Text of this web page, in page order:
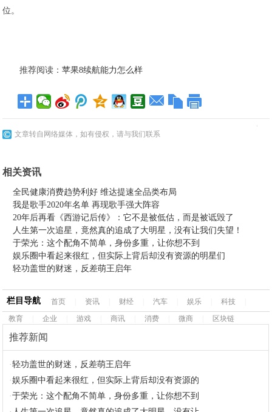
位。
推荐阅读：苹果8续航能力怎么样
文章转自网络媒体，如有侵权，请与我们联系
相关资讯
全民健康消费趋势利好 维达提速全品类布局
我是歌手2020年名单 再现歌手强大阵容
20年后再看《西游记后传》：它不是被低估，而是被诋毁了
人生第一次追星，竟然真的追成了大明星，没有让我们失望！
于荣光：这个配角不简单，身份多重，让你想不到
娱乐圈中看起来很红，但实际上背后却没有资源的明星们
轻功盖世的财迷，反差萌王启年
栏目导航 首页 资讯 财经 汽车 娱乐 科技
教育
企业 游戏 商讯 消费 微商 区块链
推荐新闻
·轻功盖世的财迷，反差萌王启年
·娱乐圈中看起来很红，但实际上背后却没有资源的
·于荣光：这个配角不简单，身份多重，让你想不到